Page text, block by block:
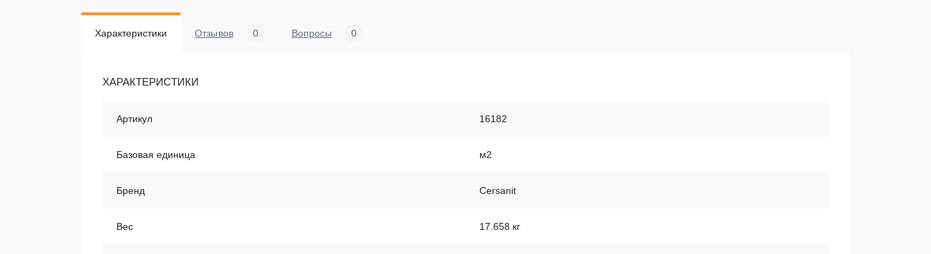
Характеристики Отзывов 0 Вопросы 0
ХАРАКТЕРИСТИКИ
Артикул 16182
Базовая единица м2
Бренд Cersanit
Вес 17.658 кг